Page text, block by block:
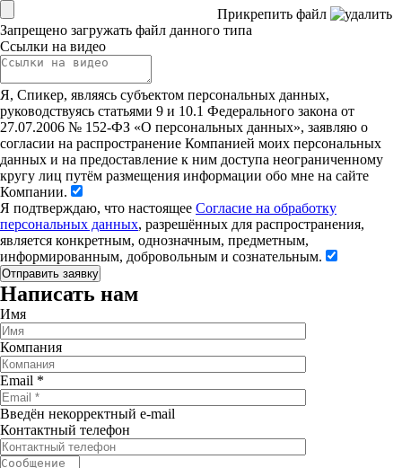
Прикрепить файл
Запрещено загружать файл данного типа
Ссылки на видео
Я, Спикер, являясь субъектом персональных данных,
руководствуясь статьями 9 и 10.1 Федерального закона от
27.07.2006 № 152-ФЗ «О персональных данных», заявляю о
согласии на распространение Компанией моих персональных
данных и на предоставление к ним доступа неограниченному
кругу лиц путём размещения информации обо мне на сайте
Компании.
Я подтверждаю, что настоящее Согласие на обработку
персональных данных, разрешённых для распространения,
является конкретным, однозначным, предметным,
информированным, добровольным и сознательным.
Написать нам
Имя
Компания
Email *
Введён некорректный e-mail
Контактный телефон